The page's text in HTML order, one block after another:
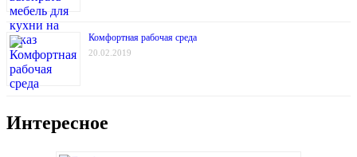
Комфортная рабочая среда
20.02.2019
Интересное